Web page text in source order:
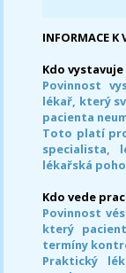
INFORMACE K
Kdo
Povinnost
lékař, který
pacienta
Toto platí
specialista,
lékařská
Kdo vede
Povinnost
který
termíny
Praktický